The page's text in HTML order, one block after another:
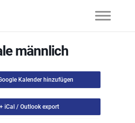
männlich
Kalender hinzufügen
+ iCal / Outlook export